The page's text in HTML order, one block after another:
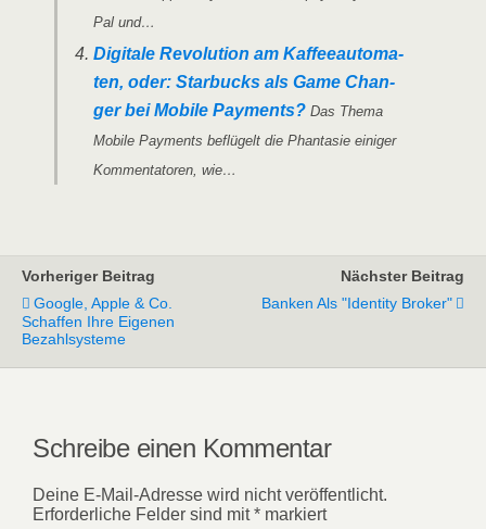
Pal und…
Digi­ta­le Revo­lu­ti­on am Kaf­fee­au­to­ma­
ten, oder: Star­bucks als Game Chan­
ger bei Mobi­le Pay­ments? Das The­ma
Mobi­le Pay­ments beflü­gelt die Phan­ta­sie eini­ger
Kom­men­ta­to­ren, wie…
Vorheriger Beitrag
Google, Apple & Co.
Schaffen Ihre Eigenen
Bezahlsysteme
Nächster Beitrag
Banken Als "Identity Broker"
Schreibe einen Kommentar
Deine E-Mail-Adresse wird nicht veröffentlicht.
Erforderliche Felder sind mit* markiert